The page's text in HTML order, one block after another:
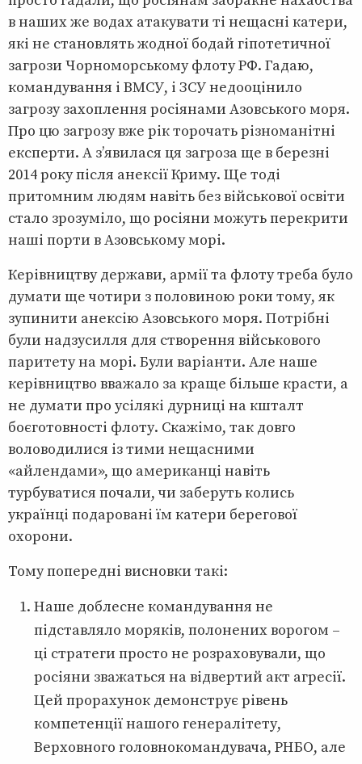
в наших же водах атакувати ті нещасні катери,
які не становлять жодної бодай гіпотетичної
загрози Чорноморському флоту РФ. Гадаю,
командування і ВМСУ, і ЗСУ недооцінило
загрозу захоплення росіянами Азовського моря.
Про цю загрозу вже рік торочать різноманітні
експерти. А з’явилася ця загроза ще в березні
2014 року після анексії Криму. Ще тоді
притомним людям навіть без військової освіти
стало зрозуміло, що росіяни можуть перекрити
наші порти в Азовському морі.
Керівництву держави, армії та флоту треба було
думати ще чотири з половиною роки тому, як
зупинити анексію Азовського моря. Потрібні
були надзусилля для створення військового
паритету на морі. Були варіанти. Але наше
керівництво вважало за краще більше красти, а
не думати про усілякі дурниці на кшталт
боєготовності флоту. Скажімо, так довго
воловодилися із тими нещасними
«айлендами», що американці навіть
турбуватися почали, чи заберуть колись
українці подаровані їм катери берегової
охорони.
Тому попередні висновки такі:
Наше доблесне командування не
підставляло моряків, полонених ворогом –
ці стратеги просто не розраховували, що
росіяни зважаться на відвертий акт агресії.
Цей прорахунок демонструє рівень
компетенції нашого генералітету,
Верховного головнокомандувача, РНБО, але